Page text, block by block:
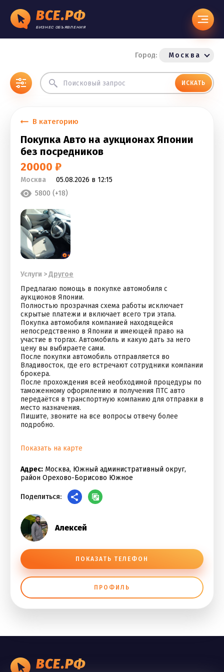
ВСЕ.РФ
БИЗНЕС ОБЪЯВЛЕНИЯ
Город: Москва
ИСКАТЬ
В категорию
Покупка Авто на аукционах Японии
без посредников
20000 ₽
Москва
05.08.2026 в 12:15
5800 (+18)
Услуги >Другое
Предлагаю помощь в покупке автомобиля с
аукционов Японии.
Полностью прозрачная схема работы исключает
скрытые платежи и включает всего три этапа.
Покупка автомобиля компанией находящейся
непосредственно в Японии и имеющей право на
участие в торгах. Автомобиль и какую дать за него
цену вы выбираете сами.
После покупки автомобиль отправляется во
Владивосток, где его встречают сотрудники компании
брокера.
После прохождения всей необходимой процедуры по
таможенному оформлению и получения ПТС авто
передаётся в транспортную компанию для отправки в
место назначения.
Пишите, звоните на все вопросы отвечу более
подробно.
Показать на карте
Адрес: Москва, Южный административный округ,
район Орехово-Борисово Южное
Поделиться:
Алексей
ПОКАЗАТЬ ТЕЛЕФОН
ПРОФИЛЬ
ВСЕ.РФ